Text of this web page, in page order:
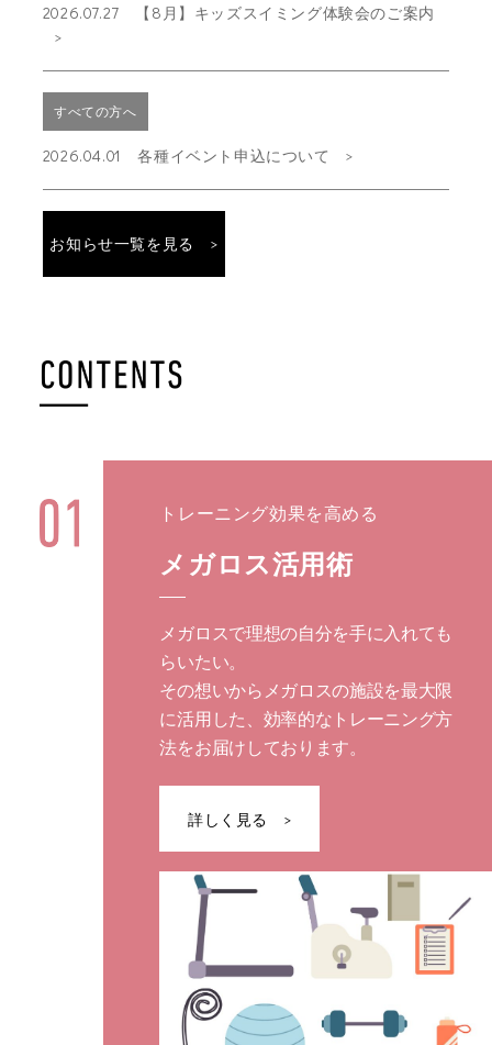
2026.07.27 【8月】キッズスイミング体験会のご案内
すべての方へ
2026.04.01 各種イベント申込について
お知らせ一覧を見る
トレーニング効果を高める
メガロス活用術
メガロスで理想の自分を手に入れても
らいたい。
その想いからメガロスの施設を最大限
に活用した、効率的なトレーニング方
法をお届けしております。
詳しく見る